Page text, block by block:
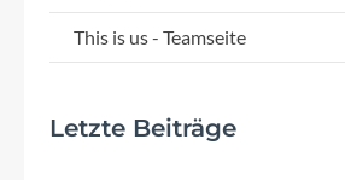
This is us - Teamseite
Letzte Beiträge